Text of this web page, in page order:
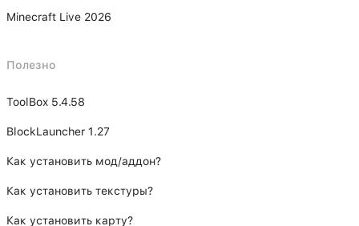
Minecraft Live 2026
Полезно
ToolBox 5.4.58
BlockLauncher 1.27
Как установить мод/аддон?
Как установить текстуры?
Как установить карту?